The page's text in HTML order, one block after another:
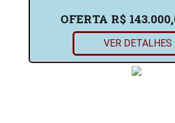
OFERTA R$
VER DETALHES